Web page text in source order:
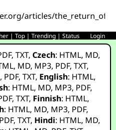
articles/
|Top |Trending |Status Login
,TXT,Czech: HTML, MD,
, MD, MP3, PDF,TXT,
, PDF,TXT, English: HTML,
: HTML, MD, MP3, PDF,
,TXT, Finnish: HTML,
: HTML, MD, MP3, PDF,
PDF,TXT, Hindi: HTML, MD,